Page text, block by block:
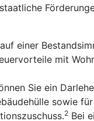
einer
mit
Sie ein
sowie
2 Bei